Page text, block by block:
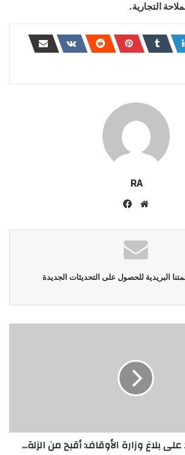
التجارية.
RA
موقع
البريدية للحصول على التحديثات الجديدة
بلاغ وزارة الأوقاف: أقبح من الزلة...